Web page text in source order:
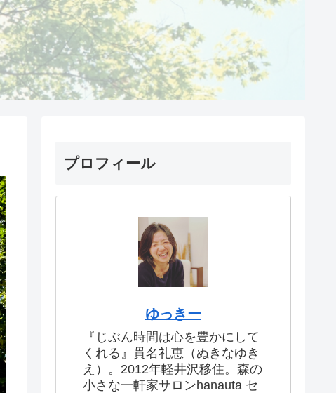
プロフィール
ゆっきー
『じぶん時間は心を豊かにして
くれる』貫名礼恵（ぬきなゆき
え）。2012年軽井沢移住。森の
小さな一軒家サロンhanauta セ